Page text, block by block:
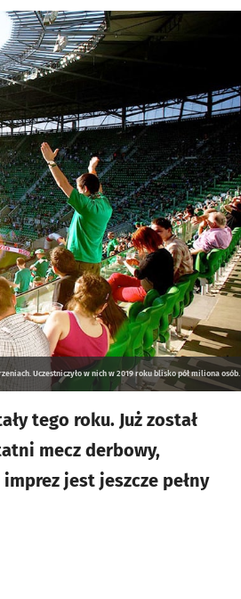
Uczestniczyło w nich w 2019 roku blisko pół miliona osób.
tego roku. Już został
mecz derbowy,
jest jeszcze pełny